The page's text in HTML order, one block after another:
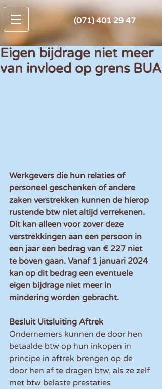
(071) 401 29 47
Eigen bijdrage niet meer
van invloed op grens BUA
Werkgevers die hun relaties of
personeel geschenken of andere
zaken verstrekken kunnen de hierop
rustende btw niet altijd verrekenen.
Dit kan alleen voor zover deze
verstrekkingen aan een persoon in
een jaar een bedrag van € 227 niet
te boven gaan. Vanaf 1 januari 2024
kan op dit bedrag een eventuele
eigen bijdrage niet meer in
mindering worden gebracht.
Besluit Uitsluiting Aftrek
Ondernemers kunnen de door hen
betaalde btw op hun inkopen in
principe in aftrek brengen op de
door hen af te dragen btw, als ze zelf
met btw belaste prestaties